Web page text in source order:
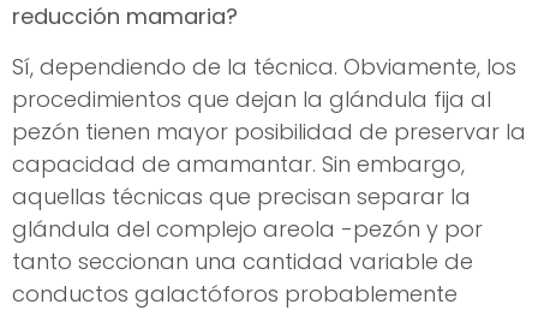
reducción mamaria?
Sí, dependiendo de la técnica. Obviamente, los
procedimientos que dejan la glándula fija al
pezón tienen mayor posibilidad de preservar la
capacidad de amamantar. Sin embargo,
aquellas técnicas que precisan separar la
glándula del complejo areola -pezón y por
tanto seccionan una cantidad variable de
conductos galactóforos probablemente